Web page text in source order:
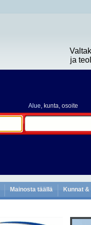
ja
Alue, kunta, osoite
Mainosta täällä Kunnat